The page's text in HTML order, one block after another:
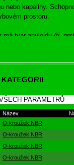
nebo kapaliny.
prostoru.
má tvar anuloidu (tj.
kroužkůje používán
průřezuO-
vysoce viskózní
působocího tlaku a
kroužků:
Název
O-kroužek NBR
O-kroužek NBR
O-kroužek NBR
O-kroužek NBR